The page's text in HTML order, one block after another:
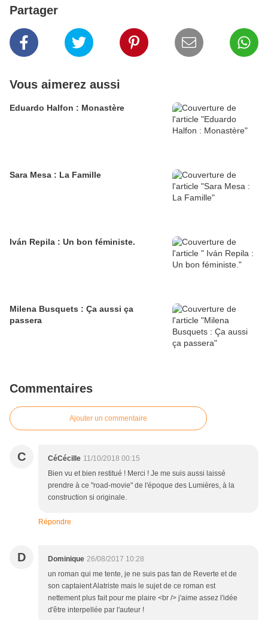
Partager
Vous aimerez aussi
Eduardo Halfon : Monastère
Sara Mesa : La Famille
Iván Repila : Un bon féministe.
Milena Busquets : Ça aussi ça
passera
Commentaires
Ajouter un commentaire
C CéCécille 11/10/2018 00:15
Bien vu et bien restitué ! Merci ! Je me suis aussi laissé
prendre à ce "road-movie" de l'époque des Lumières, à la
construction si originale.
Répondre
D Dominique 26/08/2017 10:28
un roman qui me tente, je ne suis pas fan de Reverte et de
son captaient Alatriste mais le sujet de ce roman est
nettement plus fait pour me plaire <br /> j'aime assez l'idée
d'être interpellée par l'auteur !